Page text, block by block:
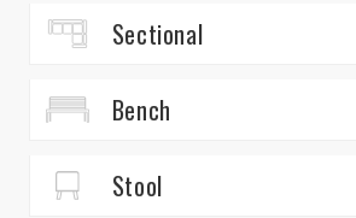
Sectional
Bench
Stool